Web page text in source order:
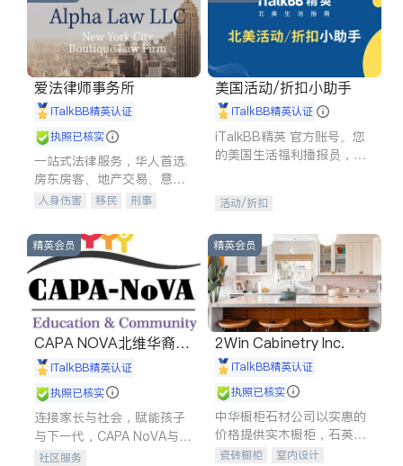
爱法律师事务所
iTalkBB精英认证
执照已核实
一站式法律服务，华人首选.
房东房客、地产交易、意外
伤害、车祸重伤、商业诉
建筑合同、刑事案件全包办
人身伤害 移民
刑事
信托/遗嘱
商业
索赔
律师-其它 保释
美国活动/折扣小助手
iTalkBB精英认证
iTalkBB精英 官方账号。您
的美国生活福利播报员，精
专属福利。
活动/折扣
精英会员
CAPA NOVA北维华裔家
长会iTalkBB精英认证
执照已核实
连接家长与社会，赋能孩子
与下一代，CAPA NoVA与您
携手建设包容、公平、充满
社区服务
精英会员
2Win Cabinetry Inc.
iTalkBB精英认证
执照已核实
中华橱柜石材公司以实惠的
价格提供实木橱柜，石英石
台面，多种优质不锈钢水
瓷砖橱柜
室内设计